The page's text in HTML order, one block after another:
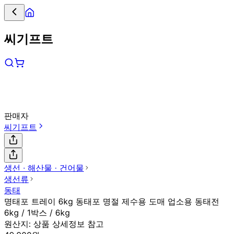
씨기프트
판매자
씨기프트
생선 ∙ 해산물 ∙ 건어물
생선류
동태
명태포 트레이 6kg 동태포 명절 제수용 도매 업소용 동태전
6kg / 1박스 / 6kg
원산지: 상품 상세정보 참고